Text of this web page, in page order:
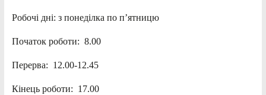
Робочі дні: з понеділка по п’ятницю
Початок роботи: 8.00
Перерва: 12.00-12.45
Кінець роботи: 17.00